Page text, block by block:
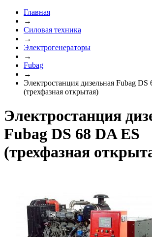
Главная
→
Силовая техника
→
Электрогенераторы
→
Fubag
→
Электростанция дизельная Fubag DS
(трехфазная открытая)
Электростанция
Fubag DS 68 DA ES
(трехфазная